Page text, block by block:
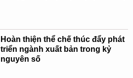
Hoàn thiện thể chế thúc đẩy phát
triển ngành xuất bản trong kỷ
nguyên số